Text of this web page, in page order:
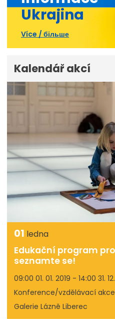
Ukrajina
Více / більше
Kalendář akcí
01 ledna
Edukační program
seznamte se!
09:00 01. 01. 2019 - 14:00 31.
Konference/vzdělávací akce
Galerie Lázně Liberec